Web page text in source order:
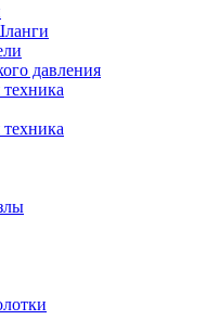
давления